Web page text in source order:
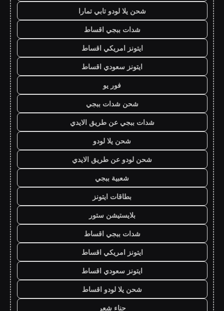
شحن يلا لودو تابي تمارا
شدات ببجي اقساط
ايتونز امريكي اقساط
ايتونز سعودي اقساط
فور يو
شحن شدات ببجي
شدات ببجي عن طريق الايدي
شحن يلا لودو
شحن لودو عن طريق الايدي
شعبية ببجي
بطاقات ايتونز
بلايستيشن ستور
شدات ببجي اقساط
ايتونز امريكي اقساط
ايتونز سعودي اقساط
شحن يلا لودو اقساط
حناء شعر